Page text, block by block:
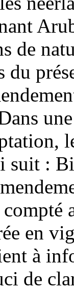
de
du
suit :
en
à
de